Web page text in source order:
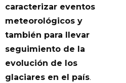
caracterizar eventos
meteorológicos y
también para llevar
seguimiento de la
evolución de los
glaciares en el país.